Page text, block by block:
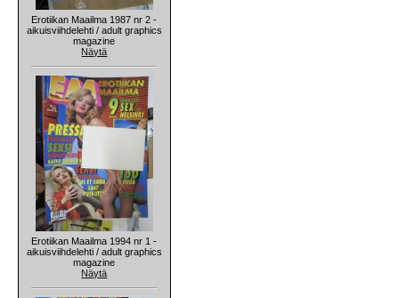
Erotiikan Maailma 1987 nr 2 -
aikuisviihdelehti / adult graphics
magazine
Näytä
Erotiikan Maailma 1994 nr 1 -
aikuisviihdelehti / adult graphics
magazine
Näytä